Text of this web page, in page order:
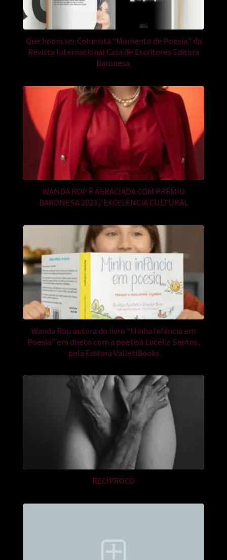
Que honra ser Colunista “Momento de Poesia” da
Revista Internacional Casa de Escritores Editora
Baronesa.
WANDA ROP É AGRACIADA COM PRÊMIO
BARONESA 2023 / EXCELÊNCIA CULTURAL
Wanda Rop autora do livro “Minha Infância em
Poesia” em dueto com a poetisa Lucélia Santos,
pela Editora ValletiBooks
RECÍPROCO